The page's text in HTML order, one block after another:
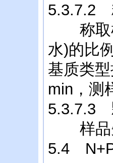
5.3.7.2
称取样
水)的比
基质类
min，测
5.3.7.3
样品先
5.4